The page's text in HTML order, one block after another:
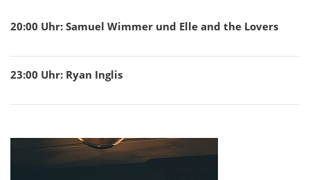
20:00 Uhr: Samuel Wimmer und Elle and the Lovers
23:00 Uhr: Ryan Inglis